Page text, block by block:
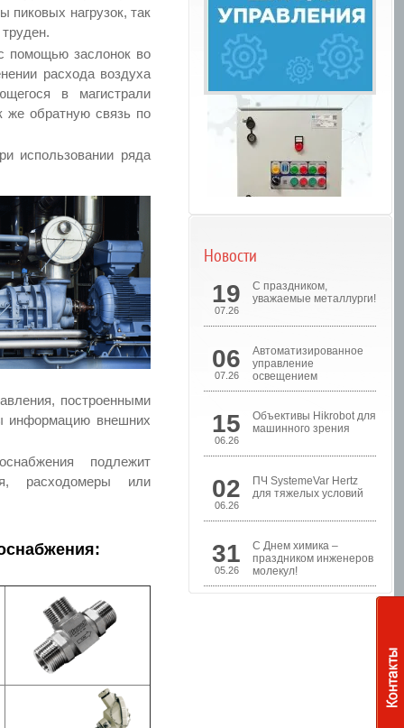
нагрузок, так
помощью заслонок во
расхода воздуха
в магистрали
же обратную связь по
использовании ряда
построенными
информацию внешних
подлежит
расходомеры или
Шкафы управления
насосами
Новости
19
07.26
С праздником,
уважаемые металлурги!
06
07.26
Автоматизированное
управление
освещением
15
06.26
Объективы Hikrobot для
машинного зрения
02
06.26
ПЧ SystemeVar Hertz
для тяжелых условий
31
05.26
С Днем химика –
праздником инженеров
молекул!